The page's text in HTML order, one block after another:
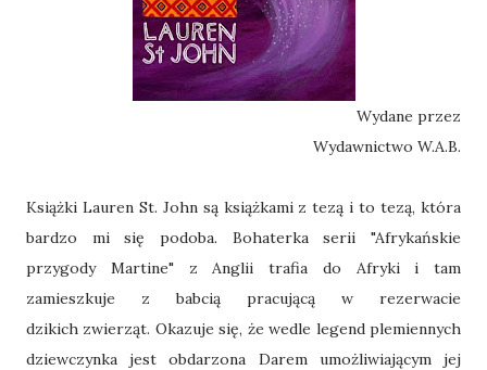
Wydane przez
Wydawnictwo W.A.B.
Książki Lauren St. John są książkami z tezą i to tezą, która
bardzo mi się podoba. Bohaterka serii "Afrykańskie
przygody Martine" z Anglii trafia do Afryki i tam
zamieszkuje z babcią pracującą w rezerwacie
dzikich zwierząt. Okazuje się, że wedle legend plemiennych
dziewczynka jest obdarzona Darem umożliwiającym jej